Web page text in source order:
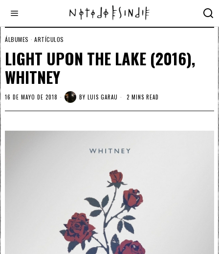
ÁLBUMES · ARTÍCULOS
LIGHT UPON THE LAKE (2016),
WHITNEY
16 DE MAYO DE 2018 BY LUIS GARAU 2 MINS READ